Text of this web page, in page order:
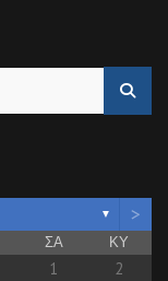
▼ >
ΣΑ ΚΥ
1
2